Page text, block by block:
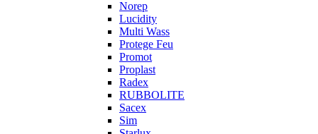
Norep
Lucidity
Multi Wass
Protege Feu
Promot
Proplast
Radex
RUBBOLITE
Sacex
Sim